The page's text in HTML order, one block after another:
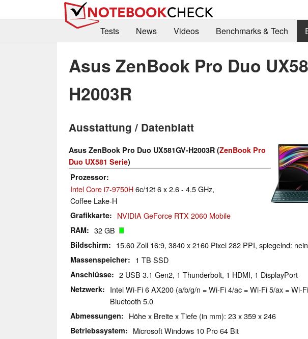
Tests
News Videos Benchmarks & Tech
Asus ZenBook Pro Duo
H2003R
Ausstattung / Datenblatt
Asus ZenBook Pro Duo UX581GV-H2003R (ZenBook Pro
Duo UX581 Serie)
Prozessor
Intel Core i7-9750H6c/12t 6 x 2.6 - 4.5 GHz,
Coffee Lake-H
Grafikkarte NVIDIA GeForce RTX 2060 Mobile
RAM 32 GB
Bildschirm 15.60 Zoll 16:9, 3840 x 2160 Pixel 282 PPI, spiegelnd: nein
Massenspeicher 1 TB SSD
Anschlüsse 2 USB 3.1 Gen2, 1 Thunderbolt, 1 HDMI, 1 DisplayPort
Netzwerk
Intel Wi-Fi 6 AX200 (a/b/g/n = Wi-Fi 4/ac = Wi-Fi 5/ax = Wi-
Bluetooth 5.0
Abmessungen Höhe x Breite x Tiefe (in mm): 23 x 359 x 246
Betriebssystem Microsoft Windows 10 Pro 64 Bit